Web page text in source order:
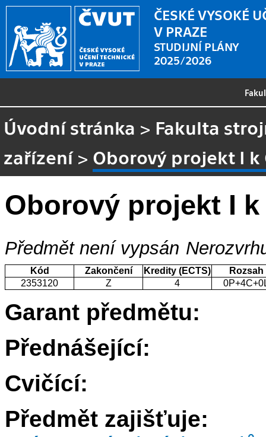
ČESKÉ VYSOKÉ
V PRAZE
STUDIJNÍ PLÁNY
2025/2026
Úvodní stránka > Fakulta
zařízení> Oborový projekt I
Oborový projekt I
Předmět není vypsán
Kód Zakončení Kredity (ECTS)
Rozsah
2353120
Z 4
Garant předmětu:
Přednášející:
Cvičící:
Předmět zajišťuje: